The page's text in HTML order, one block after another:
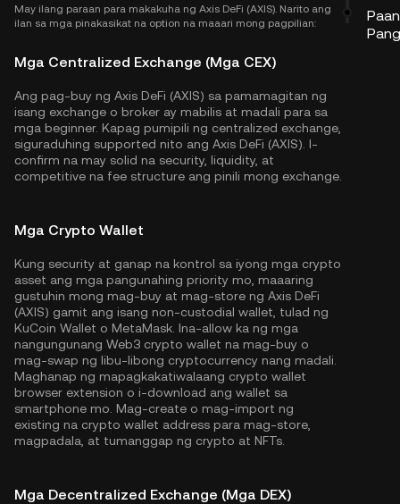
May ilang paraan para makakuha ng Axis DeFi (AXIS). Narito ang
ilan sa mga pinakasikat na option na maaari mong pagpilian:
Mga Centralized Exchange (Mga CEX)
Ang pag-buy ng Axis DeFi (AXIS) sa pamamagitan ng
isang exchange o broker ay mabilis at madali para sa
mga beginner. Kapag pumipili ng centralized exchange,
siguraduhing supported nito ang Axis DeFi (AXIS). I-
confirm na may solid na security, liquidity, at
competitive na fee structure ang pinili mong exchange.
Mga Crypto Wallet
Kung security at ganap na kontrol sa iyong mga crypto
asset ang mga pangunahing priority mo, maaaring
gustuhin mong mag-buy at mag-store ng Axis DeFi
(AXIS) gamit ang isang non-custodial wallet, tulad ng
KuCoin Wallet o MetaMask. Ina-allow ka ng mga
nangungunang Web3 crypto wallet na mag-buy o
mag-swap ng libu-libong cryptocurrency nang madali.
Maghanap ng mapagkakatiwalaang crypto wallet
browser extension o i-download ang wallet sa
smartphone mo. Mag-create o mag-import ng
existing na crypto wallet address para mag-store,
magpadala, at tumanggap ng crypto at NFTs.
Mga Decentralized Exchange (Mga DEX)